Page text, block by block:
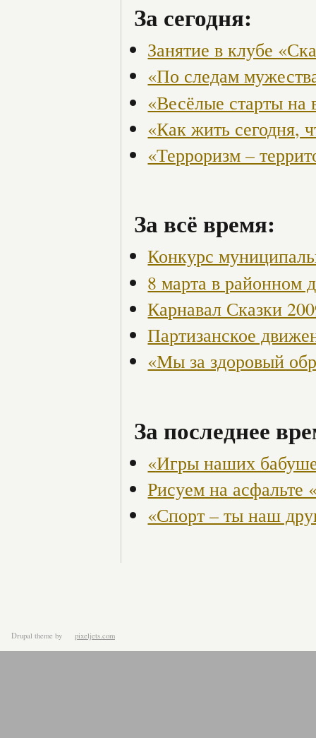
За сегодня:
Занятие в клубе
«По следам
«Весёлые старты на
«Как жить сегодня,
«Терроризм –
За всё время:
Конкурс
8 марта в районном
Карнавал Сказки
Партизанское
«Мы за здоровый
За последнее
«Игры наших
Рисуем на асфальте
«Спорт – ты наш
Drupal theme by pixeljets.com